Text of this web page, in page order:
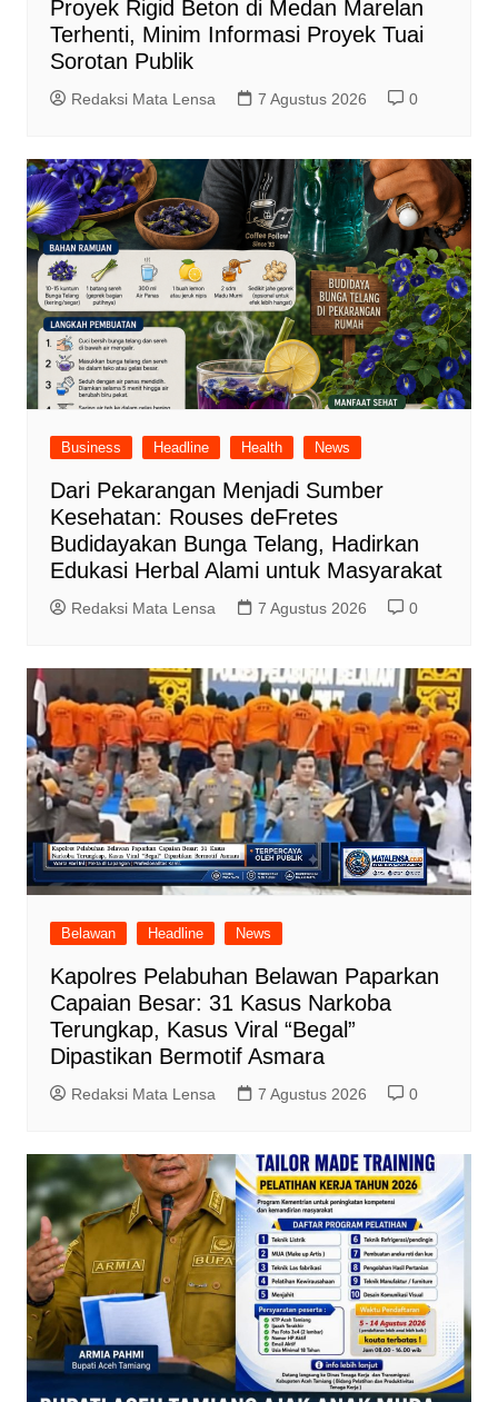
Proyek Rigid Beton di Medan Marelan
Terhenti, Minim Informasi Proyek Tuai
Sorotan Publik
Redaksi Mata Lensa 7 Agustus 2026 0
Business Headline Health News
Dari Pekarangan Menjadi Sumber
Kesehatan: Rouses deFretes
Budidayakan Bunga Telang, Hadirkan
Edukasi Herbal Alami untuk Masyarakat
Redaksi Mata Lensa 7 Agustus 2026 0
Belawan Headline News
Kapolres Pelabuhan Belawan Paparkan
Capaian Besar: 31 Kasus Narkoba
Terungkap, Kasus Viral “Begal”
Dipastikan Bermotif Asmara
Redaksi Mata Lensa 7 Agustus 2026 0